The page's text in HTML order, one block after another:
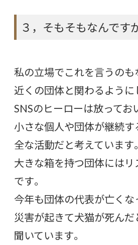
３，そもそもなんです
私の立場でこれを言うのも
近くの団体と関わるように
SNSのヒーローは放ってお
小さな個人や団体が継続
全な活動だと考えています。
大きな箱を持つ団体には
です。
今年も団体の代表が亡く
災害が起きて犬猫が死ん
聞いています。